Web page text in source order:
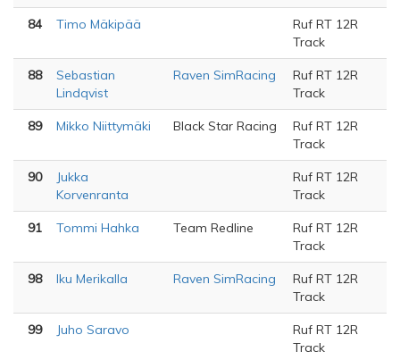
84 Timo Mäkipää
Ruf RT 12R
Track
88
Sebastian
Lindqvist
Raven SimRacing
Ruf RT 12R
Track
89 Mikko Niittymäki Black Star Racing
Ruf RT 12R
Track
90
Jukka
Korvenranta
Ruf RT 12R
Track
91 Tommi Hahka Team Redline
Ruf RT 12R
Track
98 Iku Merikalla Raven SimRacing
Ruf RT 12R
Track
99 Juho Saravo
Ruf RT 12R
Track